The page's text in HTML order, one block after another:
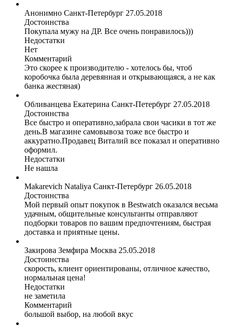
Анонимно Санкт-Петербург 27.05.2018
Достоинства
Покупала мужу на ДР. Все очень понравилось)))
Недостатки
Нет
Комментарий
Это скорее к производителю - хотелось бы, чтоб
коробочка была деревянная и открывающаяся, а не как
банка жестяная)
Обливанцева Екатерина Санкт-Петербург 27.05.2018
Достоинства
Все быстро и оперативно,забрала свои часики в тот же
день.В магазине самовывоза тоже все быстро и
аккуратно.Продавец Виталий все показал и оперативно
оформил.
Недостатки
Не нашла
Makarevich Nataliya Санкт-Петербург 26.05.2018
Достоинства
Мой первый опыт покупок в Bestwatch оказался весьма
удачным, общительные консультанты отправляют
подборки товаров по вашим предпочтениям, быстрая
доставка и приятные цены.
Закирова Земфира Москва 25.05.2018
Достоинства
скорость, клиент ориентированы, отличное качество,
нормальная цена!
Недостатки
не заметила
Комментарий
большой выбор, на любой вкус